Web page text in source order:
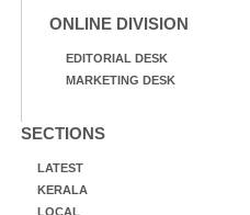
ONLINE DIVISION
EDITORIAL DESK
MARKETING DESK
SECTIONS
LATEST
KERALA
LOCAL